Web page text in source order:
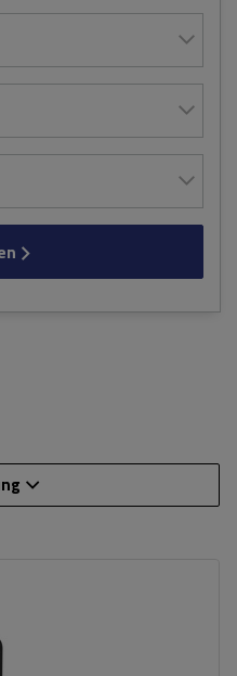
mit allen Karosseriearten